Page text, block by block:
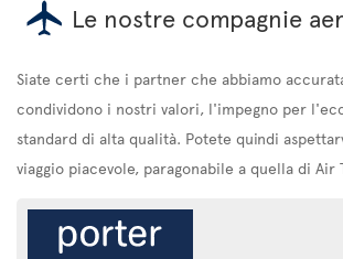
Le nostre compagnie
Siate certi che i partner che abbiamo
condividono i nostri valori, l'impegno per
standard di alta qualità. Potete quindi
viaggio piacevole, paragonabile a quella di Air